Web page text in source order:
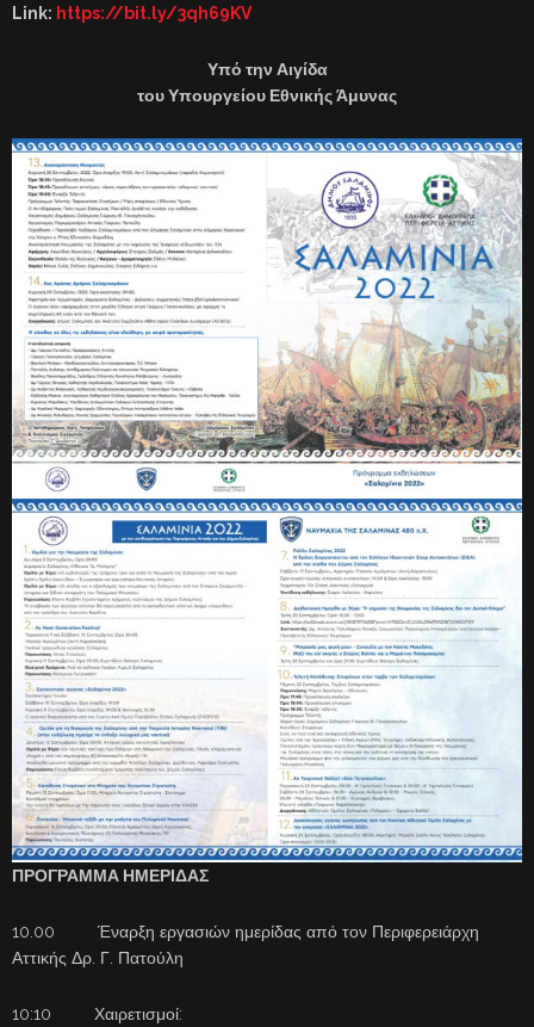
Link: https://bit.ly/3qh69KV
Υπό την Αιγίδα
του Υπουργείου Εθνικής Άμυνας
ΠΡΟΓΡΑΜΜΑ ΗΜΕΡΙΔΑΣ
10.00 Έναρξη εργασιών ημερίδας από τον Περιφερειάρχη
Αττικής Δρ. Γ. Πατούλη
10:10 Χαιρετισμοί: